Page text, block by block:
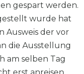
gespart werden.
wurde hat
Ausweis der vor
die Ausstellung
am selben Tag